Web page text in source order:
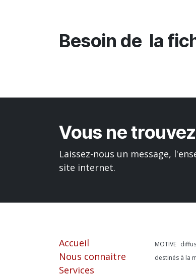
Besoin de la
Vous ne
Laissez-nous un message,
site internet.
Accueil
Nous connaitre
Services
MOTIVE
destinés à la